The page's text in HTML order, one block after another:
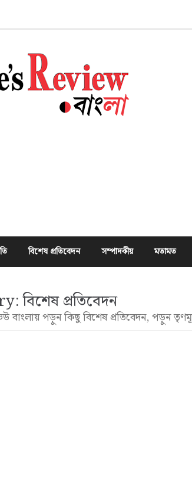
বিশেষ প্রতিবেদন সম্পাদকীয় মতামত
বিশেষ প্রতিবেদন
বাংলায় পড়ুন কিছু বিশেষ প্রতিবেদন, পড়ুন